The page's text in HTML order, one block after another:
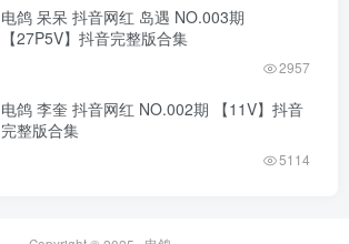
电鸽 呆呆 抖音网红 岛遇 NO.003期
【27P5V】抖音完整版合集
2957
电鸽 李奎 抖音网红 NO.002期 【11V】抖音
完整版合集
5114